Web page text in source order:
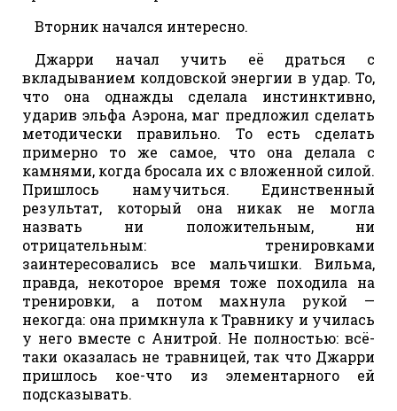
Вторник начался интересно.
Джарри начал учить её драться с
вкладыванием колдовской энергии в удар. То,
что она однажды сделала инстинктивно,
ударив эльфа Аэрона, маг предложил сделать
методически правильно. То есть сделать
примерно то же самое, что она делала с
камнями, когда бросала их с вложенной силой.
Пришлось намучиться. Единственный
результат, который она никак не могла
назвать ни положительным, ни
отрицательным: тренировками
заинтересовались все мальчишки. Вильма,
правда, некоторое время тоже походила на
тренировки, а потом махнула рукой —
некогда: она примкнула к Травнику и училась
у него вместе с Анитрой. Не полностью: всё-
таки оказалась не травницей, так что Джарри
пришлось кое-что из элементарного ей
подсказывать.